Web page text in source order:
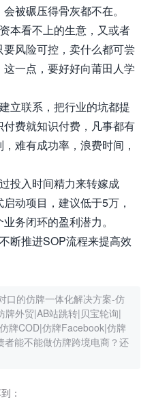
被碾压得骨灰都不在。
本看不上的生意，又或者
风险可控，卖什么都可尝
一点，要好好向莆田人学
立联系，把行业的坑都提
费就知识付费，凡事都有
难有成功率，浪费时间，
投入时间精力来转嫁成
动项目，建议低于5万，
务闭环的盈利潜力。
断推进SOP流程来提高效
口的仿牌一体化解决方案-仿
牌外贸|AB站跳转|贝宝轮询|
牌COD|仿牌Facebook|仿牌
者能不能做仿牌跨境电商？还
：